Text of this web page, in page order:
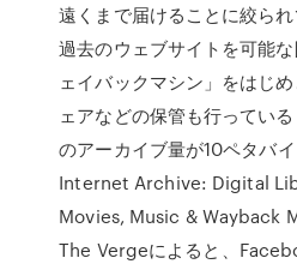
遠くまで届けることに絞ら
過去のウェブサイトを可能
ェイバックマシン」をはじ
ェアなどの保管も行ってい
のアーカイブ量が10ペタバ
Internet Archive: Digital
Movies, Music & Wayback
The Vergeによると、